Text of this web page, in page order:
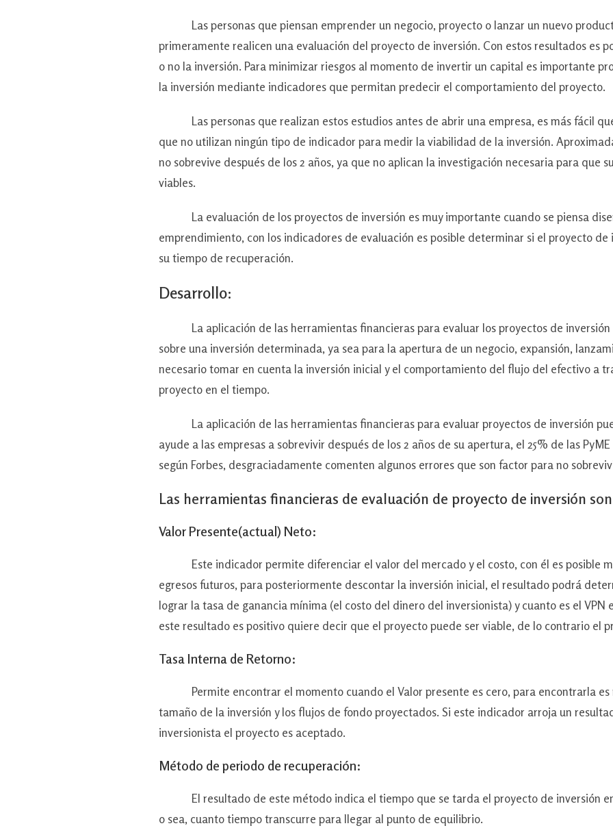
Las personas que piensan emprender un negocio, proyecto o lanzar un nuevo
primeramente realicen una evaluación del proyecto de inversión. Con estos resultados es
o no la inversión. Para minimizar riesgos al momento de invertir un capital es importante
la inversión mediante indicadores que permitan predecir el comportamiento del proyecto.
Las personas que realizan estos estudios antes de abrir una empresa, es más fácil
que no utilizan ningún tipo de indicador para medir la viabilidad de la inversión.
no sobrevive después de los 2 años, ya que no aplican la investigación necesaria para que
viables.
La evaluación de los proyectos de inversión es muy importante cuando se piensa
emprendimiento, con los indicadores de evaluación es posible determinar si el proyecto de
su tiempo de recuperación.
Desarrollo:
La aplicación de las herramientas financieras para evaluar los proyectos de inversión
sobre una inversión determinada, ya sea para la apertura de un negocio, expansión,
necesario tomar en cuenta la inversión inicial y el comportamiento del flujo del efectivo a
proyecto en el tiempo.
La aplicación de las herramientas financieras para evaluar proyectos de inversión
ayude a las empresas a sobrevivir después de los 2 años de su apertura, el 25% de las
según Forbes, desgraciadamente comenten algunos errores que son factor para no
Las herramientas financieras de evaluación de proyecto de inversión
Valor Presente(actual) Neto:
Este indicador permite diferenciar el valor del mercado y el costo, con él es posible
egresos futuros, para posteriormente descontar la inversión inicial, el resultado podrá
lograr la tasa de ganancia mínima (el costo del dinero del inversionista) y cuanto es el VPN
este resultado es positivo quiere decir que el proyecto puede ser viable, de lo contrario el
Tasa Interna de Retorno:
Permite encontrar el momento cuando el Valor presente es cero, para encontrarla es
tamaño de la inversión y los flujos de fondo proyectados. Si este indicador arroja un
inversionista el proyecto es aceptado.
Método de periodo de recuperación:
El resultado de este método indica el tiempo que se tarda el proyecto de inversión
o sea, cuanto tiempo transcurre para llegar al punto de equilibrio.